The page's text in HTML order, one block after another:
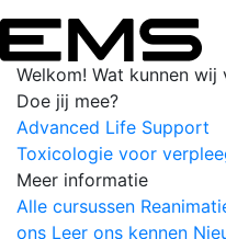
Welkom! Wat kunnen wij
Doe jij mee?
Advanced Life Support
Toxicologie voor
Meer informatie
Alle cursussen
ons Leer ons kennen